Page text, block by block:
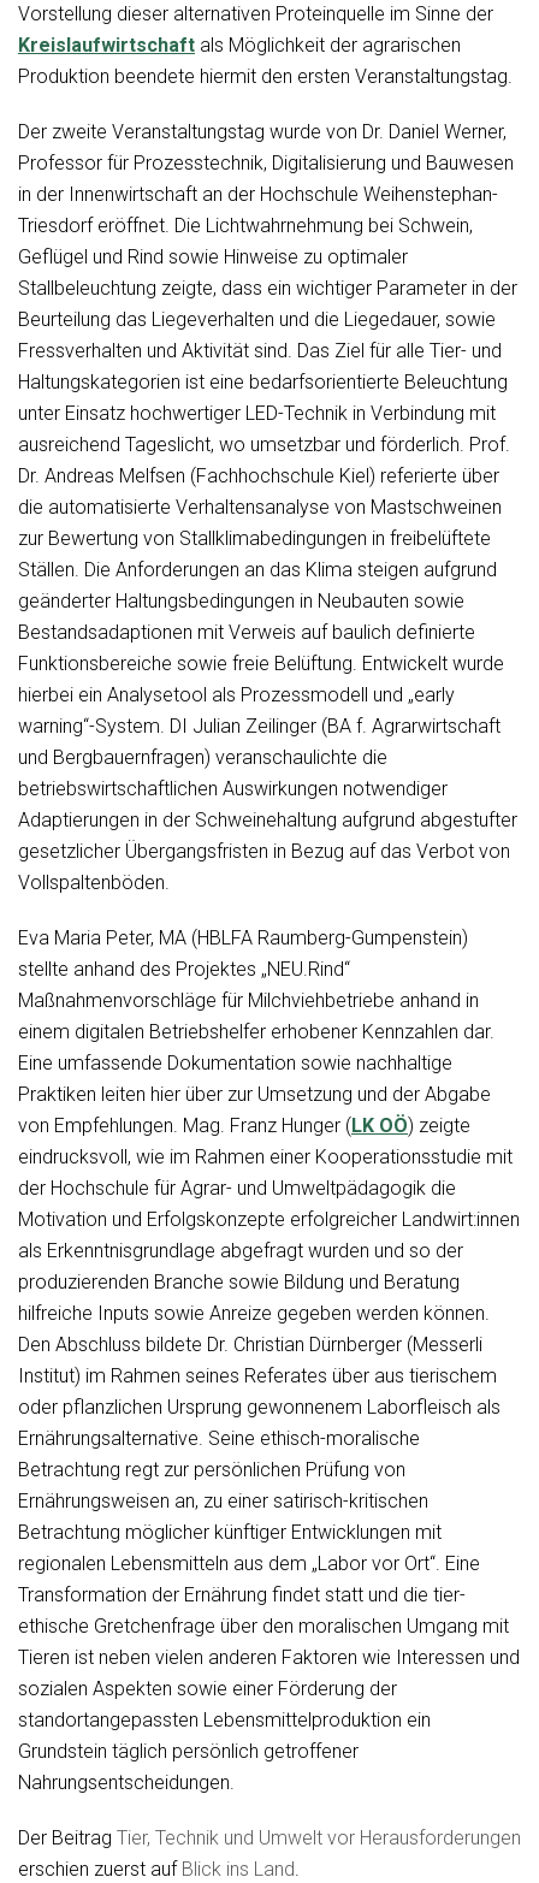
Vorstellung dieser alternativen Proteinquelle im Sinne der
Kreislaufwirtschaft als Möglichkeit der agrarischen
Produktion beendete hiermit den ersten Veranstaltungstag.
Der zweite Veranstaltungstag wurde von Dr. Daniel Werner,
Professor für Prozesstechnik, Digitalisierung und Bauwesen
in der Innenwirtschaft an der Hochschule Weihenstephan-
Triesdorf eröffnet. Die Lichtwahrnehmung bei Schwein,
Geflügel und Rind sowie Hinweise zu optimaler
Stallbeleuchtung zeigte, dass ein wichtiger Parameter in der
Beurteilung das Liegeverhalten und die Liegedauer, sowie
Fressverhalten und Aktivität sind. Das Ziel für alle Tier- und
Haltungskategorien ist eine bedarfsorientierte Beleuchtung
unter Einsatz hochwertiger LED-Technik in Verbindung mit
ausreichend Tageslicht, wo umsetzbar und förderlich. Prof.
Dr. Andreas Melfsen (Fachhochschule Kiel) referierte über
die automatisierte Verhaltensanalyse von Mastschweinen
zur Bewertung von Stallklimabedingungen in freibelüftete
Ställen. Die Anforderungen an das Klima steigen aufgrund
geänderter Haltungsbedingungen in Neubauten sowie
Bestandsadaptionen mit Verweis auf baulich definierte
Funktionsbereiche sowie freie Belüftung. Entwickelt wurde
hierbei ein Analysetool als Prozessmodell und „early
warning“-System. DI Julian Zeilinger (BA f. Agrarwirtschaft
und Bergbauernfragen) veranschaulichte die
betriebswirtschaftlichen Auswirkungen notwendiger
Adaptierungen in der Schweinehaltung aufgrund abgestufter
gesetzlicher Übergangsfristen in Bezug auf das Verbot von
Vollspaltenböden.
Eva Maria Peter, MA (HBLFA Raumberg-Gumpenstein)
stellte anhand des Projektes „NEU.Rind“
Maßnahmenvorschläge für Milchviehbetriebe anhand in
einem digitalen Betriebshelfer erhobener Kennzahlen dar.
Eine umfassende Dokumentation sowie nachhaltige
Praktiken leiten hier über zur Umsetzung und der Abgabe
von Empfehlungen. Mag. Franz Hunger (LK OÖ) zeigte
eindrucksvoll, wie im Rahmen einer Kooperationsstudie mit
der Hochschule für Agrar- und Umweltpädagogik die
Motivation und Erfolgskonzepte erfolgreicher Landwirt:innen
als Erkenntnisgrundlage abgefragt wurden und so der
produzierenden Branche sowie Bildung und Beratung
hilfreiche Inputs sowie Anreize gegeben werden können.
Den Abschluss bildete Dr. Christian Dürnberger (Messerli
Institut) im Rahmen seines Referates über aus tierischem
oder pflanzlichen Ursprung gewonnenem Laborfleisch als
Ernährungsalternative. Seine ethisch-moralische
Betrachtung regt zur persönlichen Prüfung von
Ernährungsweisen an, zu einer satirisch-kritischen
Betrachtung möglicher künftiger Entwicklungen mit
regionalen Lebensmitteln aus dem „Labor vor Ort“. Eine
Transformation der Ernährung findet statt und die tier-
ethische Gretchenfrage über den moralischen Umgang mit
Tieren ist neben vielen anderen Faktoren wie Interessen und
sozialen Aspekten sowie einer Förderung der
standortangepassten Lebensmittelproduktion ein
Grundstein täglich persönlich getroffener
Nahrungsentscheidungen.
Der Beitrag Tier, Technik und Umwelt vor Herausforderungen
erschien zuerst auf Blick ins Land.